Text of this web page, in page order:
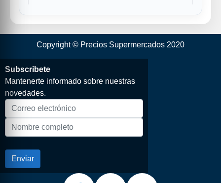
Copyright © Precios Supermercados 2020
Subscribete
Mantenerte informado sobre nuestras
novedades.